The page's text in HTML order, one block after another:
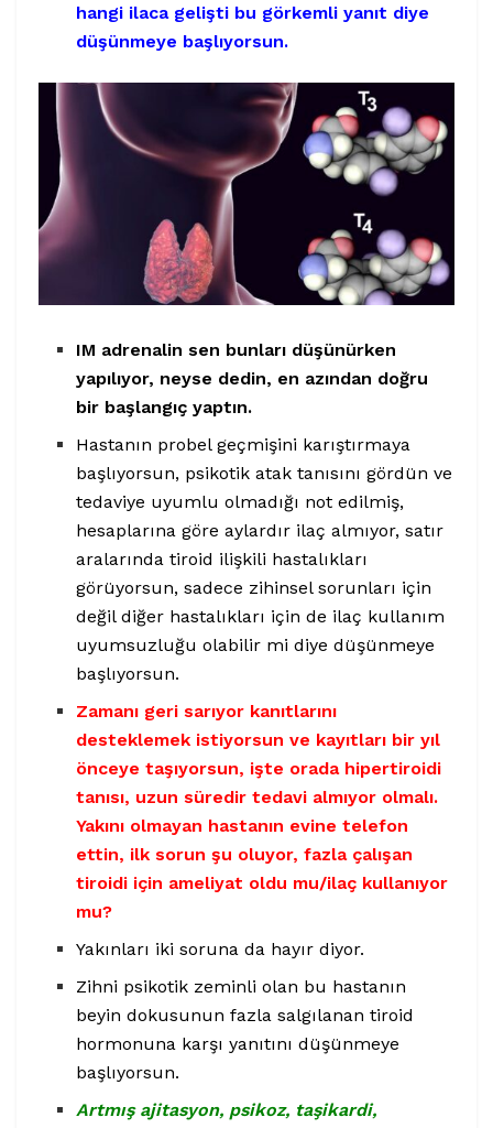
hangi ilaca gelişti bu görkemli yanıt diye
düşünmeye başlıyorsun.
IM adrenalin sen bunları düşünürken
yapılıyor, neyse dedin, en azından doğru
bir başlangıç yaptın.
Hastanın probel geçmişini karıştırmaya
başlıyorsun, psikotik atak tanısını gördün ve
tedaviye uyumlu olmadığı not edilmiş,
hesaplarına göre aylardır ilaç almıyor, satır
aralarında tiroid ilişkili hastalıkları
görüyorsun, sadece zihinsel sorunları için
değil diğer hastalıkları için de ilaç kullanım
uyumsuzluğu olabilir mi diye düşünmeye
başlıyorsun.
Zamanı geri sarıyor kanıtlarını
desteklemek istiyorsun ve kayıtları bir yıl
önceye taşıyorsun, işte orada hipertiroidi
tanısı, uzun süredir tedavi almıyor olmalı.
Yakını olmayan hastanın evine telefon
ettin, ilk sorun şu oluyor, fazla çalışan
tiroidi için ameliyat oldu mu/ilaç kullanıyor
mu?
Yakınları iki soruna da hayır diyor.
Zihni psikotik zeminli olan bu hastanın
beyin dokusunun fazla salgılanan tiroid
hormonuna karşı yanıtını düşünmeye
başlıyorsun.
Artmış ajitasyon, psikoz, taşikardi,